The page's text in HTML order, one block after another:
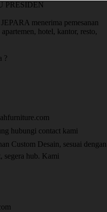
PRESIDEN
menerima pemesanan
hotel, kantor, resto,
?
hubungi contact kami
Custom Desain, sesuai dengan
segera hub. Kami